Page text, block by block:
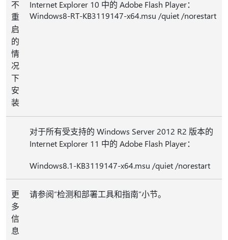
不
重
启
的
情
况
下
安
装
Internet Explorer 10 中的 Adobe Flash Player：
Windows8-RT-KB3119147-x64.msu /quiet /norestart
对于所有受支持的 Windows Server 2012 R2 版本的
Internet Explorer 11 中的 Adobe Flash Player：
Windows8.1-KB3119147-x64.msu /quiet /norestart
更
多
信
息
请参阅“检测和部署工具和指南”小节。